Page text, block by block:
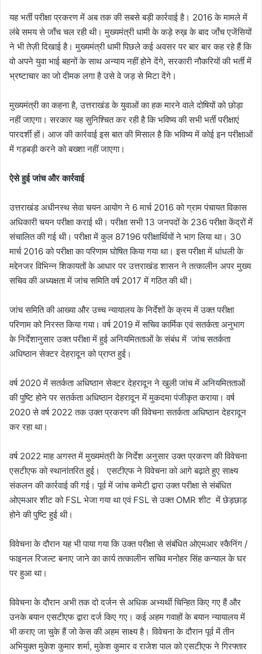
यह भर्ती परीक्षा प्रकरण में अब तक की सबसे बड़ी कार्रवाई है। 2016 के मामले में
लंबे समय से जाँच चल रही थी। मुख्यमंत्री धामी के कड़े रुख़ के बाद जाँच एजेंसियों
ने भी तेज़ी दिखाई है। मुख्यमंत्री धामी पिछले कई अवसर पर बार बार कह रहे हैं कि
वो अपने युवा भाई बहनों के साथ अन्याय नहीं होने देंगे, सरकारी नौकरियों की भर्ती में
भ्रष्टाचार का जो दीमक लगा है उसे वे जड़ से मिटा देंगे।
मुख्यमंत्री का कहना है, उत्तराखंड के युवाओं का हक मारने वाले दोषियों को छोड़ा
नहीं जाएगा। सरकार यह सुनिश्चित कर रही है कि भविष्य की सभी भर्ती परीक्षाएं
पारदर्शी हों। आज की कार्रवाई इस बात की मिसाल है कि भविष्य में कोई इन परीक्षाओं
में गड़बड़ी करने को बख्शा नहीं जाएगा।
ऐसे हुई जांच और कार्रवाई
उत्तराखंड अधीनस्थ सेवा चयन आयोग ने 6 मार्च 2016 को ग्राम पंचायत विकास
अधिकारी चयन परीक्षा कराई थी। परीक्षा सभी 13 जनपदों के 236 परीक्षा केंद्रों में
संचालित की गई थी। परीक्षा में कुल 87196 परीक्षार्थियों ने भाग लिया था। 30
मार्च 2016 को परीक्षा का परिणाम घोषित किया गया था। इस परीक्षा में धांधली के
मद्देनजर विभिन्न शिकायतों के आधार पर उत्तराखंड शासन ने तत्कालीन अपर मुख्य
सचिव की अध्यक्षता में जांच समिति वर्ष 2017 में गठित की थी।
जांच समिति की आख्या और उच्च न्यायालय के निर्देशों के क्रम में उक्त परीक्षा
परिणाम को निरस्त किया गया। वर्ष 2019 में सचिव कार्मिक एवं सतर्कता अनुभाग
के निर्देशानुसार उक्त परीक्षा में हुई अनियमितताओं के संबंध में जांच सतर्कता
अधिष्ठान सेक्टर देहरादून को प्राप्त हुई।
वर्ष 2020 में सतर्कता अधिष्ठान सेक्टर देहरादून ने खुली जांच में अनियमितताओं
की पुष्टि होने पर सतर्कता अधिष्ठान देहरादून में मुकदमा पंजीकृत कराया। वर्ष
2020 से वर्ष 2022 तक उक्त प्रकरण की विवेचना सतर्कता अधिष्ठान देहरादून
कर रहा था।
वर्ष 2022 माह अगस्त में मुख्यमंत्री के निर्देश अनुसार उक्त प्रकरण की विवेचना
एसटीएफ को स्थानांतरित हुई। एसटीएफ ने विवेचना को आगे बढ़ाते हुए साक्ष्य
संकलन की कार्रवाई की गई। पूर्व में जांच कमेटी द्वारा उक्त परीक्षा से संबंधित
ओएमआर शीट को FSL भेजा गया था एवं FSL से उक्त OMR शीट में छेड़छाड़
होने की पुष्टि हुई थी।
विवेचना के दौरान यह भी पाया गया कि उक्त परीक्षा से संबंधित ओएमआर स्कैनिंग /
फाइनल रिजल्ट बनाए जाने का कार्य तत्कालीन सचिव मनोहर सिंह कन्याल के घर
पर हुआ था।
विवेचना के दौरान अभी तक दो दर्जन से अधिक अभ्यर्थी चिन्हित किए गए हैं और
उनके बयान एसटीएफ द्वारा दर्ज किए गए। कई अहम गवाहों के बयान न्यायालय में
भी कराए जा चुके हैं जो केस की अहम साक्ष्य है। विवेचना के दौरान पूर्व में तीन
अभियुक्त मुकेश कुमार शर्मा, मुकेश कुमार व राजेश पाल को एसटीएफ ने गिरफ्तार